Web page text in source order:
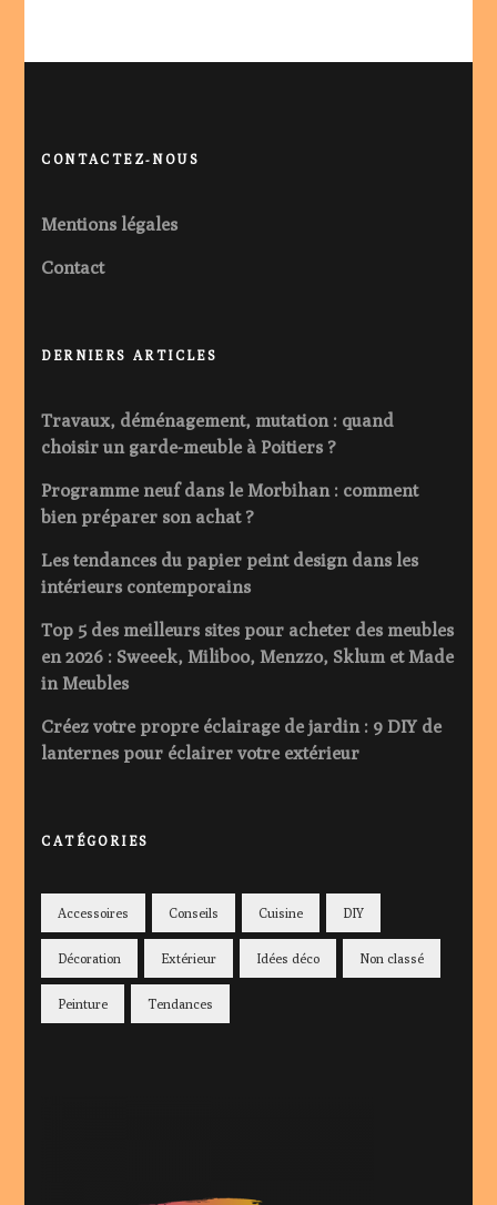
CONTACTEZ-NOUS
Mentions légales
Contact
DERNIERS ARTICLES
Travaux, déménagement, mutation : quand
choisir un garde-meuble à Poitiers ?
Programme neuf dans le Morbihan : comment
bien préparer son achat ?
Les tendances du papier peint design dans les
intérieurs contemporains
Top 5 des meilleurs sites pour acheter des meubles
en 2026 : Sweeek, Miliboo, Menzzo, Sklum et Made
in Meubles
Créez votre propre éclairage de jardin : 9 DIY de
lanternes pour éclairer votre extérieur
CATÉGORIES
Accessoires Conseils Cuisine DIY
Décoration Extérieur Idées déco Non classé
Peinture Tendances